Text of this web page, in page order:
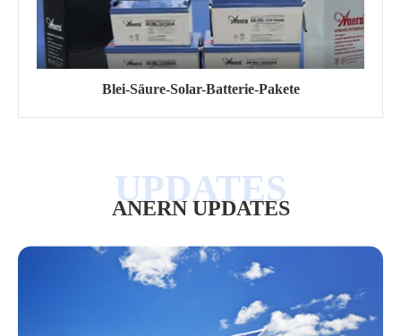
Blei-Säure-Solar-Batterie-Pakete
ANERN UPDATES